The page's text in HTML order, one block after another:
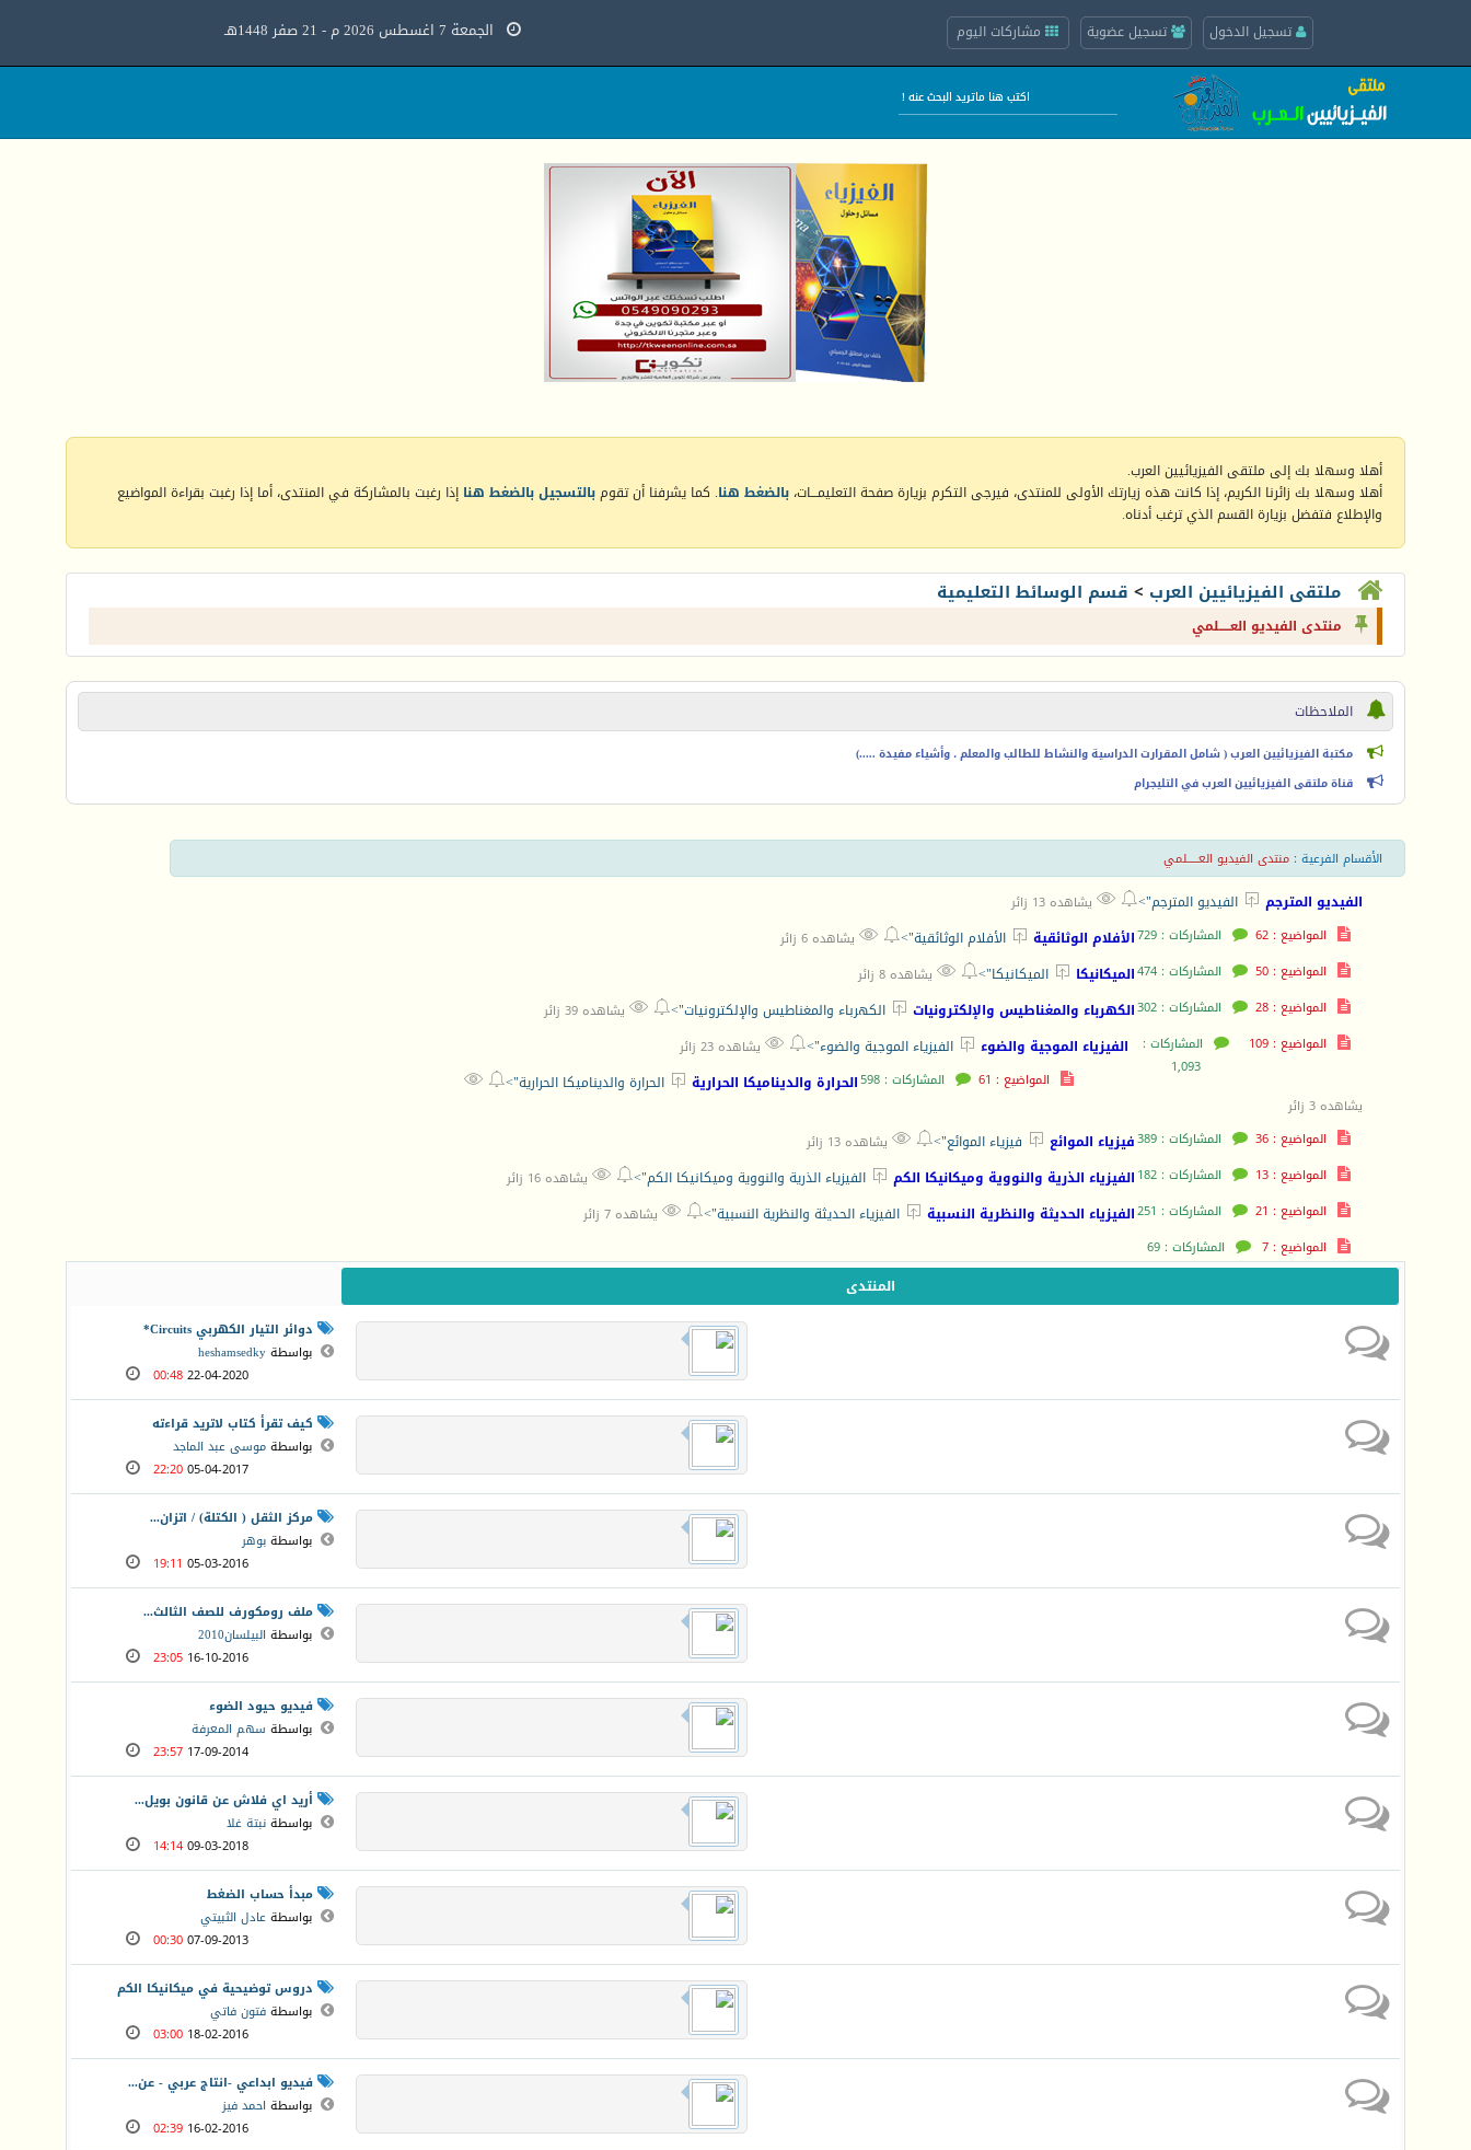
تسجيل الدخول تسجيل عضوية مشاركات اليوم الجمعة 7 اغسطس 2026 م - 21 صفر 1448هـ
أهلا وسهلا بك إلى ملتقى الفيزيائيين العرب.
أهلا وسهلا بك زائرنا الكريم، إذا كانت هذه زيارتك الأولى للمنتدى، فيرجى التكرم بزيارة صفحة التعليمـــات، بالضغط هنا. كما يشرفنا أن تقومبالتسجيل بالضغط هنا إذا رغبت بالمشاركة في المنتدى، أما إذا رغبت بقراءة المواضيع
والإطلاع فتفضل بزيارة القسم الذي ترغب أدناه.
ملتقى الفيزيائيين العرب > قسم الوسائط التعليمية
منتدى الفيديو العـــــلمي
الملاحظات
مكتبة الفيزيائيين العرب ( شامل المقرارت الدراسية والنشاط للطالب والمعلم ، وأشياء مفيدة .....)
قناة ملتقى الفيزيائيين العرب في التليجرام
الأقسام الفرعية :منتدى الفيديو العـــــلمي
الفيديو المترجم  الفيديو المترجم">
 يشاهده 13 زائر
المواضيع : 62
المشاركات : 729 الأفلام الوثائقية  الأفلام الوثائقية">
 يشاهده 6 زائر
المواضيع : 50
المشاركات : 474 الميكانيكا  الميكانيكا">
 يشاهده 8 زائر
المواضيع : 28
المشاركات : 302 الكهرباء والمغناطيس والإلكترونيات  الكهرباء والمغناطيس والإلكترونيات">
 يشاهده 39 زائر
المواضيع : 109
المشاركات :
1,093
الفيزياء الموجية والضوء  الفيزياء الموجية والضوء">
 يشاهده 23 زائر
المواضيع : 61
المشاركات : 598 الحرارة والديناميكا الحرارية  الحرارة والديناميكا الحرارية">

يشاهده 3 زائر
المواضيع : 36
المشاركات : 389 فيزياء الموائع  فيزياء الموائع">
 يشاهده 13 زائر
المواضيع : 13
المشاركات : 182 الفيزياء الذرية والنووية وميكانيكا الكم  الفيزياء الذرية والنووية وميكانيكا الكم">
 يشاهده 16 زائر
المواضيع : 21
المشاركات : 251 الفيزياء الحديثة والنظرية النسبية  الفيزياء الحديثة والنظرية النسبية">
 يشاهده 7 زائر
المواضيع : 7
المشاركات : 69
المنتدى
دوائر التيار الكهربي Circuits*
بواسطةheshamsedky
22-04-2020
00:48
كيف تقرأ كتاب لاتريد قراءته
بواسطةموسى عبد الماجد
05-04-2017
22:20
مركز الثقل ( الكتلة) / اتزان...
بواسطةبوهر
05-03-2016
19:11
ملف رومكورف للصف الثالث...
بواسطة البيلسان2010
16-10-2016
23:05
فيديو حيود الضوء
بواسطة سهم المعرفة
17-09-2014
23:57
أريد اي فلاش عن قانون بويل...
بواسطةنبتة غلا
09-03-2018
14:14
مبدأ حساب الضغط
بواسطةعادل الثبيتي
07-09-2013
00:30
دروس توضيحية في ميكانيكا الكم
بواسطةفتون فاتي
18-02-2016
03:00
فيديو ابداعي -انتاج عربي - عن...
بواسطة احمد فيز
16-02-2016
02:39